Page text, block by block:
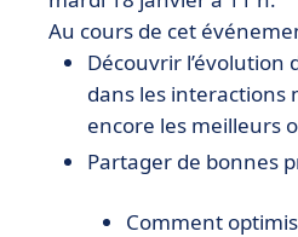
Au cours de cet
Découvrir l’évolution
dans les interactions
encore les meilleurs
Partager de bonnes
Comment